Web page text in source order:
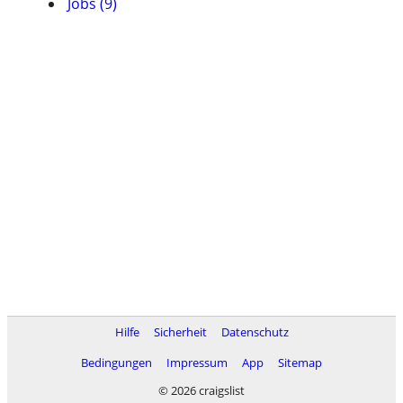
Hilfe Sicherheit
Datenschutz
Bedingungen
Impressum App
Sitemap
© 2026 craigslist